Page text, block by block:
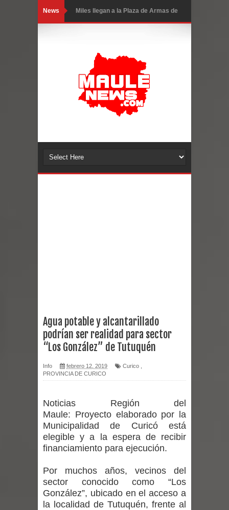
News Torneo de Asadores reúne a 13
2026 en Talca
Alerta por hantavirus: expertos piden
reforzar medidas y consulta oportuna
Matrimonios Linarenses Celebraron
Departamento Comunal de Salud de
intercambio musical y pedagógico
con comunidades escolares
Alta positividad en influenza hace que
vacunarse
Mario Meza endurece críticas contra
Linares: “No dará la cara”
Seremi de Desarrollo Social y Familia
Agua potable y alcantarillado
podrían ser realidad para sector
“Los González” de Tutuquén
Info febrero 12, 2019 Curico
PROVINCIA DE CURICO
Noticias Región del
Maule: Proyecto elaborado por la
Municipalidad de Curicó está
elegible y a la espera de recibir
financiamiento para ejecución.
Por muchos años, vecinos del
sector conocido como “Los
González”, ubicado en el acceso a
la localidad de Tutuquén, frente al